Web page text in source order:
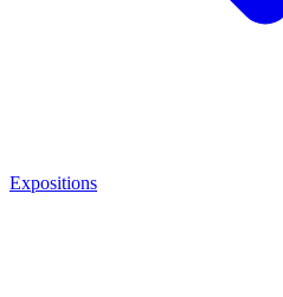
Expositions